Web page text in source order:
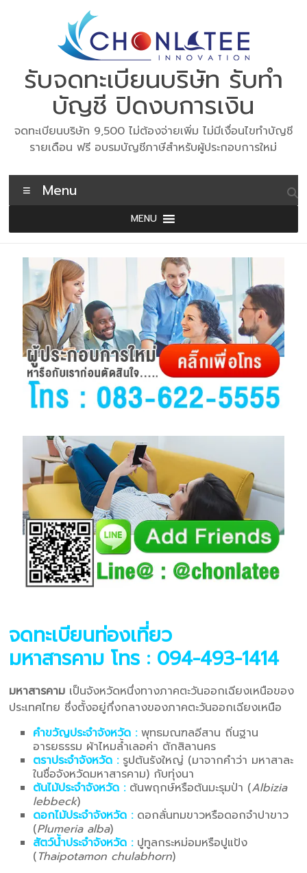
รับจดทะเบียนบริษัท รับทำ
บัญชี ปิดงบการเงิน
จดทะเบียนบริษัท 9,500 ไม่ต้องจ่ายเพิ่ม ไม่มีเงื่อนไขทำบัญชี
รายเดือน ฟรี อบรมบัญชีภาษีสำหรับผู้ประกอบการใหม่
Menu
MENU
จดทะเบียนท่องเที่ยว
มหาสารคามโทร : 094-493-1414
มหาสารคาม เป็นจังหวัดหนึ่งทางภาคตะวันออกเฉียงเหนือของ
ประเทศไทย ซึ่งตั้งอยู่กึ่งกลางของภาคตะวันออกเฉียงเหนือ
คำขวัญประจำจังหวัด :พุทธมณฑลอีสาน ถิ่นฐาน
อารยธรรม ผ้าไหมล้ำเลอค่า ตักสิลานคร
ตราประจำจังหวัด :รูปต้นรังใหญ่ (มาจากคำว่า มหาสาละ
ในชื่อจังหวัดมหาสารคาม) กับทุ่งนา
ต้นไม้ประจำจังหวัด :ต้นพฤกษ์หรือต้นมะรุมป่า (Albizia
lebbeck)
ดอกไม้ประจำจังหวัด :ดอกลั่นทมขาวหรือดอกจำปาขาว
(Plumeria alba)
สัตว์น้ำประจำจังหวัด : ปูทูลกระหม่อมหรือปูแป้ง
(Thaipotamon chulabhorn)